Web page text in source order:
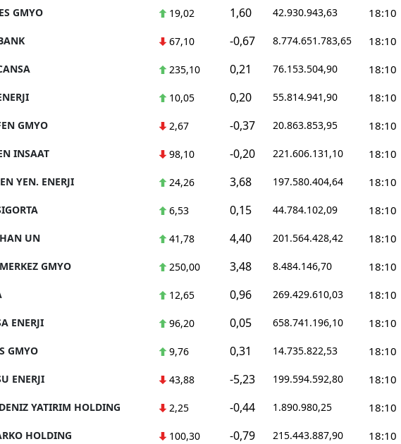
Kütahya
Malatya
Manisa
Kahramanmaraş
Mardin
Muğla
Muş
Nevşehir
GMYO 19,02 1,60 42.930.943,63 18:10
67,10 -0,67 8.774.651.783,65 18:10
235,10 0,21 76.153.504,90 18:10
10,05 0,20 55.814.941,90 18:10
GMYO 2,67 -0,37 20.863.853,95 18:10
INSAAT 98,10 -0,20 221.606.131,10 18:10
YEN. ENERJI 24,26 3,68 197.580.404,64 18:10
6,53 0,15 44.784.102,09 18:10
UN 41,78 4,40 201.564.428,42 18:10
GMYO 250,00 3,48 8.484.146,70 18:10
12,65 0,96 269.429.610,03 18:10
ENERJI 96,20 0,05 658.741.196,10 18:10
GMYO 9,76 0,31 14.735.822,53 18:10
ENERJI 43,88 -5,23 199.594.592,80 18:10
YATIRIM HOLDING 2,25 -0,44 1.890.980,25 18:10
HOLDING 100,30 -0,79 215.443.887,90 18:10